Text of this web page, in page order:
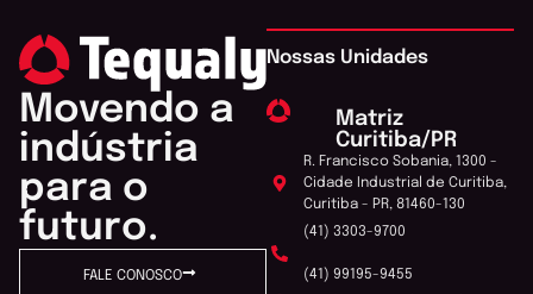
Movendo a
indústria
para o
futuro.
FALE CONOSCO
Nossas Unidades
Matriz
Curitiba/PR
R. Francisco Sobania, 1300 -
Cidade Industrial de Curitiba,
Curitiba - PR, 81460-130
(41) 3303-9700
(41) 99195-9455